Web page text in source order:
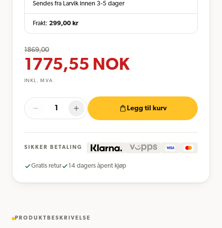
Sendes fra Larvik innen 3-5 dager
Frakt: 299,00 kr
1869,00
1775,55 NOK
INKL. MVA
Legg til kurv
SIKKER BETALING
Gratis retur 14 dagers åpent kjøp
PRODUKTBESKRIVELSE